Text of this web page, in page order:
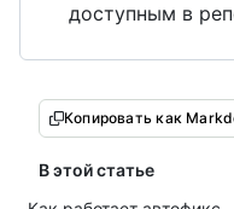
доступным в
Копировать как
В этой статье